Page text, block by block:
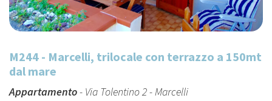
M244 - Marcelli, trilocale con terrazzo a 150mt
dal mare
Appartamento- Via Tolentino 2 - Marcelli